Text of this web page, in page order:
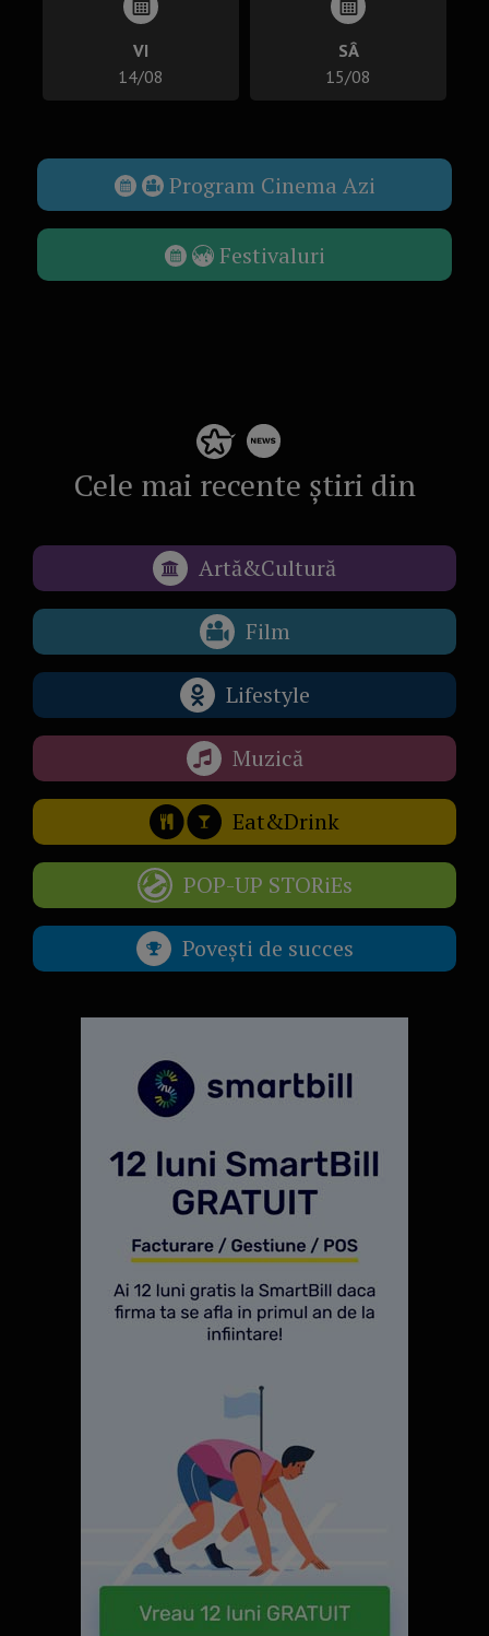
VI
14/08
SÂ
15/08
Program Cinema Azi
Festivaluri
Cele mai recente știri din
Artă&Cultură
Film
Lifestyle
Muzică
Eat&Drink
POP-UP STORiEs
Povești de succes